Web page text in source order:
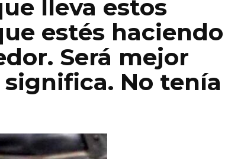
lleva estos
estés haciendo
Será mejor
No tenía